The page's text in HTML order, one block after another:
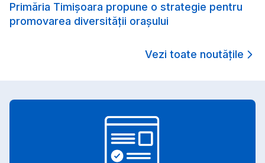
Primăria Timișoara propune o strategie pentru
promovarea diversității orașului
Vezi toate noutățile